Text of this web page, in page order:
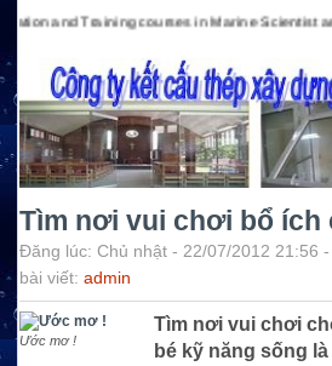
Training courses in Marine Scientist and
Tìm nơi vui chơi bổ ích
Đăng lúc: Chủ nhật - 22/07/2012 21:56
bài viết: admin
Ước mơ !
Tìm nơi vui chơi
bé kỹ năng sống